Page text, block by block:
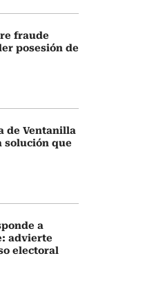
fraude
posesión de
de Ventanilla
solución que
a
advierte
electoral